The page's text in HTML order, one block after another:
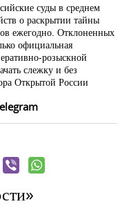
суды в среднем
о раскрытии тайны
ежегодно. Отклоненных
официальная
розыскной
слежку и без
Открытой России